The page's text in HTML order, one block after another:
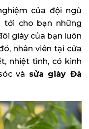
của đội ngũ
tới cho bạn những
giày của bạn luôn
nhân viên tại cửa
nhiệt tình, có kinh
và sửa giày Đà